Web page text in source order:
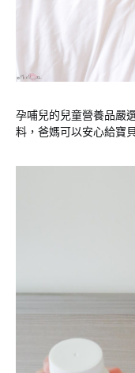
孕哺兒的兒童營養品嚴
料，爸媽可以安心給寶